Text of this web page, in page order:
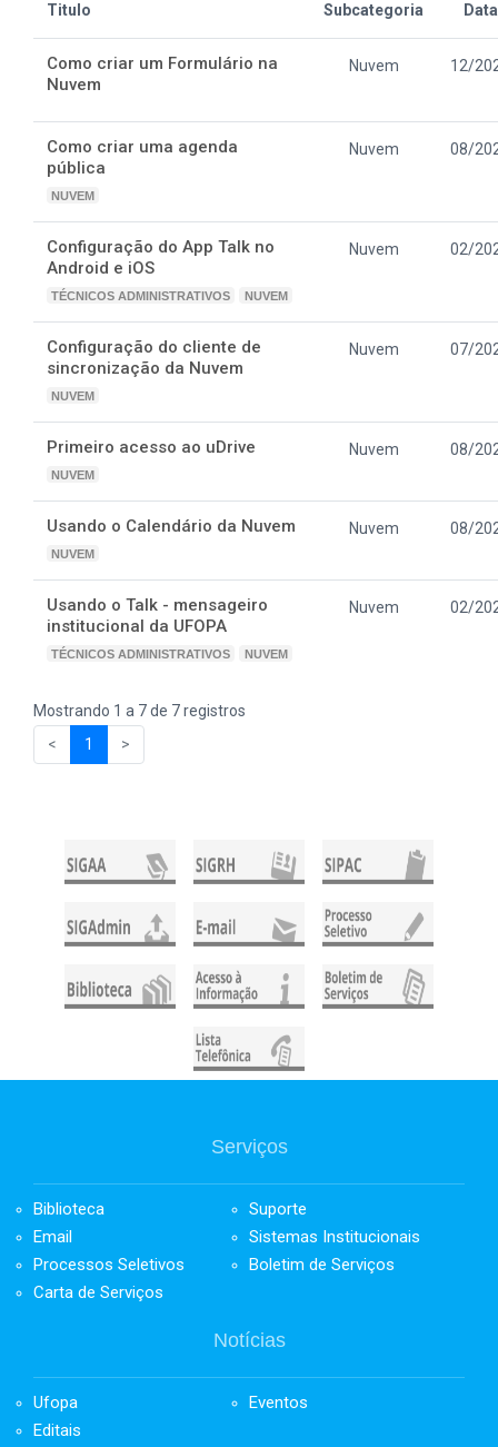
Titulo Subcategoria Data
Como criar um Formulário na
Nuvem
Nuvem 12/
Como criar uma agenda
pública
NUVEM
Nuvem 08/
Configuração do App Talk no
Android e iOS
TÉCNICOS ADMINISTRATIVOS NUVEM
Nuvem 02/
Configuração do cliente de
sincronização da Nuvem
NUVEM
Nuvem 07/
Primeiro acesso ao uDrive
NUVEM
Nuvem 08/
Usando o Calendário da Nuvem
NUVEM
Nuvem 08/
Usando o Talk - mensageiro
institucional da UFOPA
TÉCNICOS ADMINISTRATIVOS NUVEM
Nuvem 02/
Mostrando 1 a 7 de 7 registros
<
1 >
Serviços
Biblioteca
Suporte
Email
Sistemas Institucionais
Processos Seletivos
Boletim de Serviços
Carta de Serviços
Notícias
Ufopa
Eventos
Editais